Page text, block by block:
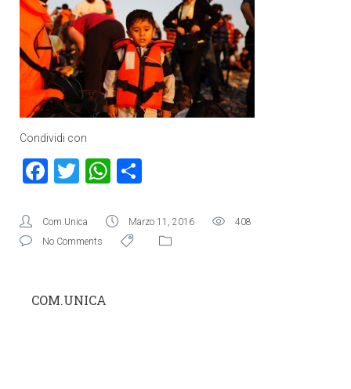
Condividi con
Facebook
TwitterWhatsApp
Com.Unica Marzo 11, 2016
408
No Comments
COM.UNICA